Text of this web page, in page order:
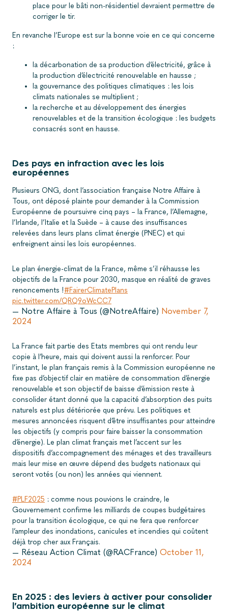
place pour le bâti non-résidentiel devraient permettre de
corriger le tir.
En revanche l’Europe est sur la bonne voie en ce qui concerne
:
la décarbonation de sa production d’électricité, grâce à
la production d’électricité renouvelable en hausse ;
la gouvernance des politiques climatiques : les lois
climats nationales se multiplient ;
la recherche et au développement des énergies
renouvelables et de la transition écologique : les budgets
consacrés sont en hausse.
Des pays en infraction avec les lois
européennes
Plusieurs ONG, dont l’association française Notre Affaire à
Tous, ont déposé plainte pour demander à la Commission
Européenne de poursuivre cinq pays – la France, l’Allemagne,
l’Irlande, l’Italie et la Suède – à cause des insuffisances
relevées dans leurs plans climat énergie (PNEC) et qui
enfreignent ainsi les lois européennes.
Le plan énergie-climat de la France, même s’il réhausse les
objectifs de la France pour 2030, masque en réalité de graves
renoncements !#FairerClimatePlans
pic.twitter.com/QRQ9oWcCC7
— Notre Affaire à Tous (@NotreAffaire) November 7,
2024
La France fait partie des Etats membres qui ont rendu leur
copie à l’heure, mais qui doivent aussi la renforcer. Pour
l’instant, le plan français remis à la Commission européenne ne
fixe pas d’objectif clair en matière de consommation d’énergie
renouvelable et son objectif de baisse d’émission reste à
consolider étant donné que la capacité d’absorption des puits
naturels est plus détériorée que prévu. Les politiques et
mesures annoncées risquent d’être insuffisantes pour atteindre
les objectifs (y compris pour faire baisser la consommation
d’énergie). Le plan climat français met l’accent sur les
dispositifs d’accompagnement des ménages et des travailleurs
mais leur mise en œuvre dépend des budgets nationaux qui
seront votés (ou non) les années qui viennent.
#PLF2025 : comme nous pouvions le craindre, le
Gouvernement confirme les milliards de coupes budgétaires
pour la transition écologique, ce qui ne fera que renforcer
l’ampleur des inondations, canicules et incendies qui coûtent
déjà trop cher aux Français.
— Réseau Action Climat (@RACFrance) October 11,
2024
En 2025 : des leviers à activer pour consolider
l’ambition européenne sur le climat